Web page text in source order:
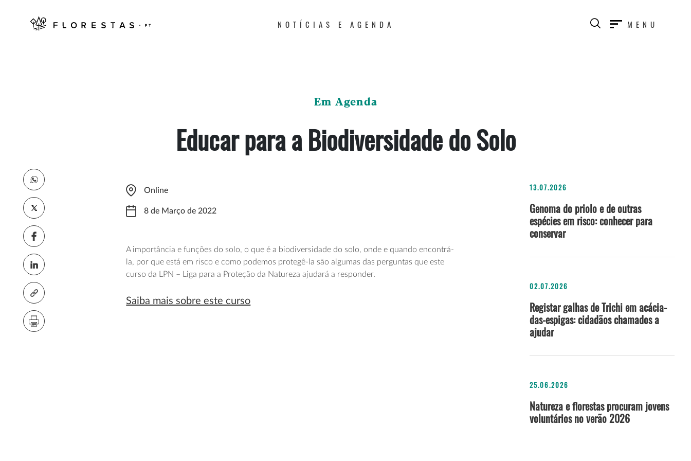
NOTÍCIAS E AGENDA MENU
Em Agenda
Educar para a Biodiversidade do Solo
Online
8 de Março de 2022
A importância e funções do solo, o que é a biodiversidade do solo, onde e quando encontrá-
la, por que está em risco e como podemos protegê-la são algumas das perguntas que este
curso da LPN – Liga para a Proteção da Natureza ajudará a responder.
Saiba mais sobre este curso
13.07.2026
Genoma do priolo e de outras
espécies em risco: conhecer para
conservar
02.07.2026
Registar galhas de Trichi em acácia-
das-espigas: cidadãos chamados a
ajudar
25.06.2026
Natureza e florestas procuram jovens
voluntários no verão 2026